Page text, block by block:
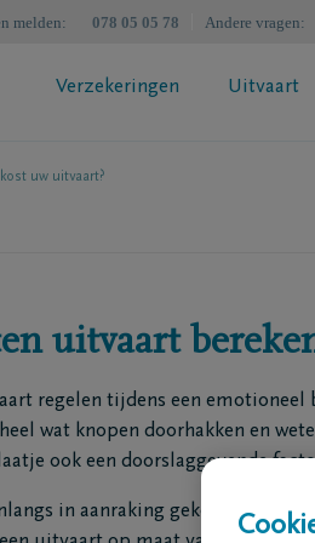
melden: 078 05 05 78 Andere vragen:
Verzekeringen Uitvaart
Doe de test
uw uitvaart?
uitvaart
regelen tijdens een emotioneel
wat knopen doorhakken en
ook een doorslaggevende
in aanraking gekomen met